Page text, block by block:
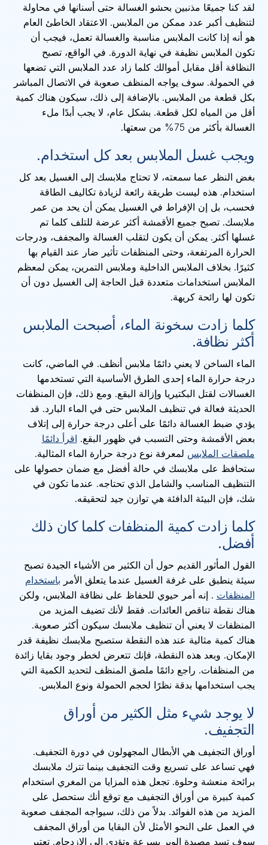
لقد كنا جميعًا مذنبين بحشو الغسالة حتى أسنانها في محاولة
لتنظيف أكبر عدد ممكن من الملابس. الاعتقاد الخاطئ العام
هو أنه إذا كانت الملابس مناسبة والغسالة تعمل، فيجب أن
تكون الملابس نظيفة في نهاية الدورة. في الواقع، تصبح
النظافة أقل مقابل أموالك كلما زاد عدد الملابس التي تضعها
في الحمولة. سوف يواجه المنظف صعوبة في الاتصال المباشر
بكل قطعة من الملابس. بالإضافة إلى ذلك، سيكون هناك كمية
أقل من المياه لكل قطعة. بشكل عام، لا يجب أبدًا ملء
الغسالة بأكثر من 75% من سعتها.
ويجب غسل الملابس بعد كل استخدام.
بغض النظر عما سمعته، لا تحتاج ملابسك إلى الغسيل بعد كل
استخدام. هذه ليست طريقة رائعة لزيادة تكاليف الطاقة
فحسب، بل إن الإفراط في الغسيل يمكن أن يحد من عمر
ملابسك. تصبح جميع الأقمشة أكثر عرضة للتلف كلما تم
غسلها أكثر. يمكن أن يكون لتقلب الغسالة والمجفف، ودرجات
الحرارة المرتفعة، وحتى المنظفات تأثير ضار عند القيام بها
كثيرًا. بخلاف الملابس الداخلية وملابس التمرين، يمكن لمعظم
الملابس استخدامات متعددة قبل الحاجة إلى الغسيل دون أن
تكون لها رائحة كريهة.
كلما زادت سخونة الماء، أصبحت الملابس
أكثر نظافة.
الماء الساخن لا يعني دائمًا ملابس أنظف. في الماضي، كانت
درجة حرارة الماء إحدى الطرق الأساسية التي تستخدمها
الغسالات لقتل البكتيريا وإزالة البقع. ومع ذلك، فإن المنظفات
الحديثة فعالة في تنظيف الملابس حتى في الماء البارد. قد
يؤدي ضبط الغسالة دائمًا على أعلى درجة حرارة إلى إتلاف
بعض الأقمشة وحتى التسبب في ظهور البقع. اقرأ دائمًا
ملصقات الملابس لمعرفة نوع درجة حرارة الماء المثالية.
ستحافظ على ملابسك في حالة أفضل مع ضمان حصولها على
التنظيف المناسب والشامل الذي تحتاجه. عندما تكون في
شك، فإن البيئة الدافئة هي توازن جيد لتحقيقه.
كلما زادت كمية المنظفات كلما كان ذلك
أفضل.
القول المأثور القديم حول أن الكثير من الأشياء الجيدة تصبح
سيئة ينطبق على غرفة الغسيل عندما يتعلق الأمر باستخدام
المنظفات . إنه أمر حيوي للحفاظ على نظافة الملابس، ولكن
هناك نقطة تناقص العائدات. فقط لأنك تضيف المزيد من
المنظفات لا يعني أن تنظيف ملابسك سيكون أكثر صعوبة.
هناك كمية مثالية عند هذه النقطة ستصبح ملابسك نظيفة قدر
الإمكان. وبعد هذه النقطة، فإنك تتعرض لخطر وجود بقايا زائدة
من المنظفات. راجع دائمًا ملصق المنظف لتحديد الكمية التي
يجب استخدامها بدقة نظرًا لحجم الحمولة ونوع الملابس.
لا يوجد شيء مثل الكثير من أوراق
التجفيف.
أوراق التجفيف هي الأبطال المجهولون في دورة التجفيف.
فهي تساعد على تسريع وقت التجفيف بينما تترك ملابسك
برائحة منعشة وحلوة. تجعل هذه المزايا من المغري استخدام
كمية كبيرة من أوراق التجفيف مع توقع أنك ستحصل على
المزيد من هذه الفوائد. بدلاً من ذلك، سيواجه المجفف صعوبة
في العمل على النحو الأمثل لأن البقايا من أوراق المجفف
سوف تسد مصيدة الوبر بسرعة وتؤدي إلى الازدحام. تعتبر